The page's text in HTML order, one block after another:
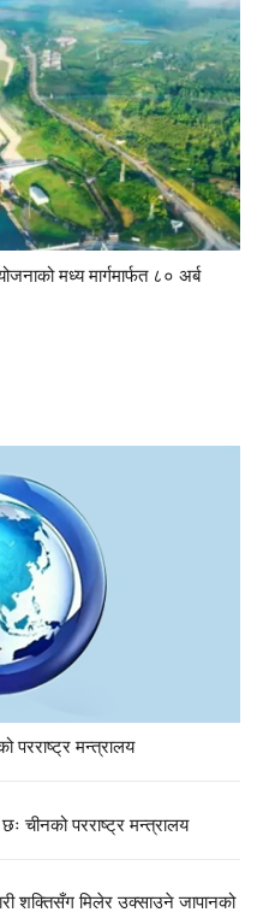
मध्य मार्गमार्फत ८० अर्ब
परराष्ट्र मन्त्रालय
चीनको परराष्ट्र मन्त्रालय
शक्तिसँग मिलेर उक्साउने जापानको